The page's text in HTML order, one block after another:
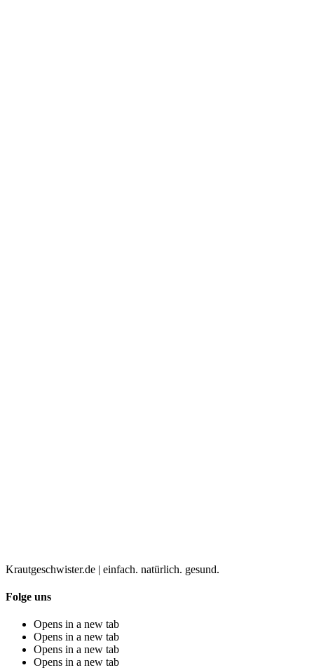
Krautgeschwister.de | einfach. natürlich. gesund.
Folge uns
Opens in a new tab
Opens in a new tab
Opens in a new tab
Opens in a new tab